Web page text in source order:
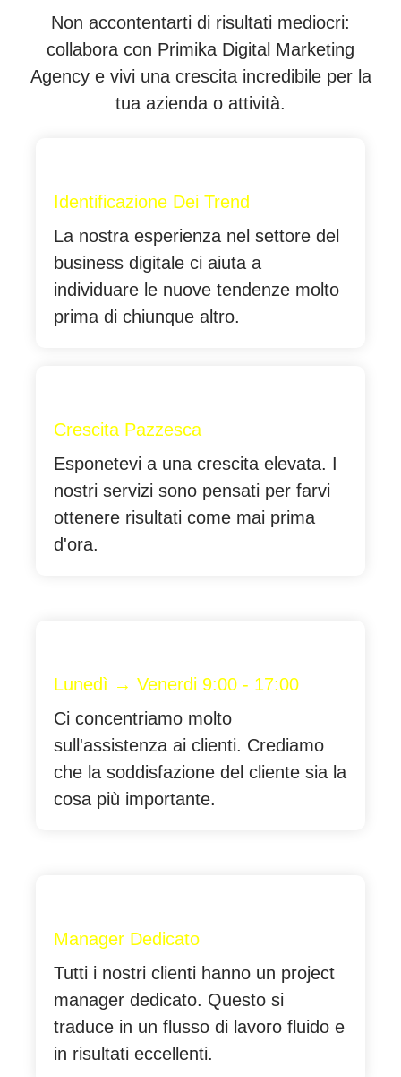
Non accontentarti di risultati mediocri:
collabora con Primika Digital Marketing
Agency e vivi una crescita incredibile per la
tua azienda o attività.
Identificazione Dei Trend
La nostra esperienza nel settore del
business digitale ci aiuta a
individuare le nuove tendenze molto
prima di chiunque altro.
Crescita Pazzesca
Esponetevi a una crescita elevata. I
nostri servizi sono pensati per farvi
ottenere risultati come mai prima
d'ora.
Lunedì → Venerdi 9:00 - 17:00
Ci concentriamo molto
sull'assistenza ai clienti. Crediamo
che la soddisfazione del cliente sia la
cosa più importante.
Manager Dedicato
Tutti i nostri clienti hanno un project
manager dedicato. Questo si
traduce in un flusso di lavoro fluido e
in risultati eccellenti.